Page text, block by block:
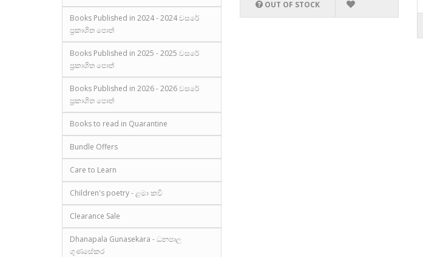
Books Published in 2024 - 2024 වසරේ
ප්‍රකාශිත පොත්
Books Published in 2025 - 2025 වසරේ
ප්‍රකාශිත පොත්
Books Published in 2026 - 2026 වසරේ
ප්‍රකාශිත පොත්
Books to read in Quarantine
Bundle Offers
Care to Learn
Children's poetry - ළමා කවි
Clearance Sale
Dhanapala Gunasekara - ධනපාල
ගුණසේකර
OUT OF STOCK